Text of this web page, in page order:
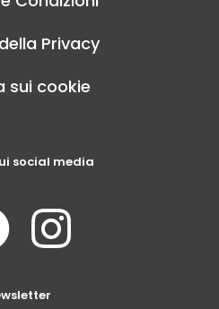
Privacy
sui cookie
social media